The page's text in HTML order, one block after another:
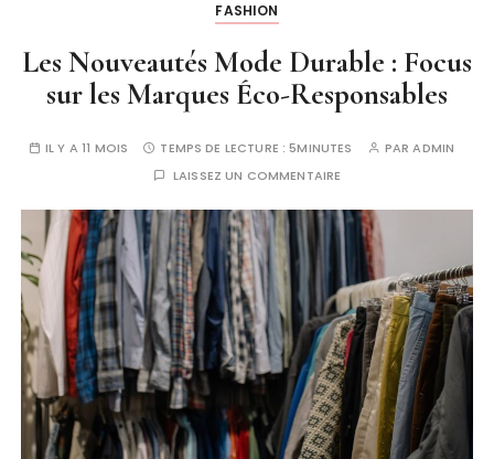
FASHION
Les Nouveautés Mode Durable : Focus
sur les Marques Éco-Responsables
IL Y A 11 MOIS TEMPS DE LECTURE :5MINUTES PARADMIN
LAISSEZ UN COMMENTAIRE